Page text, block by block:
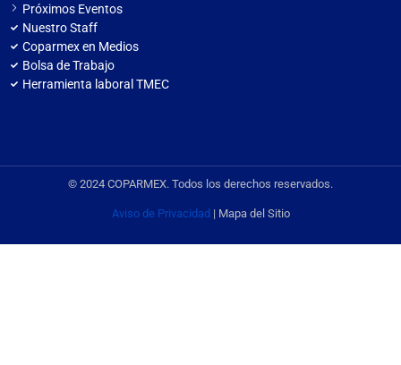
Próximos Eventos
Nuestro Staff
Coparmex en Medios
Bolsa de Trabajo
Herramienta laboral TMEC
© 2024 COPARMEX. Todos los derechos reservados.
Aviso de Privacidad | Mapa del Sitio